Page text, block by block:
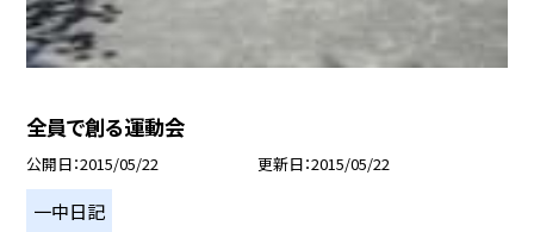
全員で創る運動会
公開日 2015/05/22 更新日 2015/05/22
一中日記